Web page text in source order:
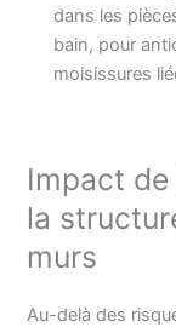
dans les
bain, pour
moisissures
Impact
la
murs
Au-delà des